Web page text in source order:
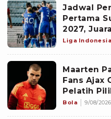
Jadwal
Pertama
2027,
Bukan
Liga Indonesia
Maarten
Fans Ajax
Pelatih
sebagai
Bola 9/08/